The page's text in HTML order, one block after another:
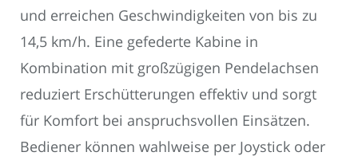
und erreichen Geschwindigkeiten von bis zu
14,5 km/h. Eine gefederte Kabine in
Kombination mit großzügigen Pendelachsen
reduziert Erschütterungen effektiv und sorgt
für Komfort bei anspruchsvollen Einsätzen.
Bediener können wahlweise per Joystick oder